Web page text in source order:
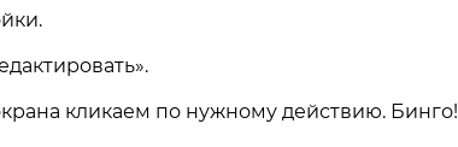
кликаем по нужному действию. Бинго!